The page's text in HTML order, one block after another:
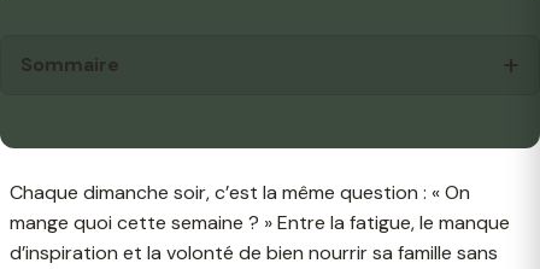
Sommaire
Chaque dimanche soir, c’est la même question : « On
mange quoi cette semaine ? » Entre la fatigue, le manque
d’inspiration et la volonté de bien nourrir sa famille sans